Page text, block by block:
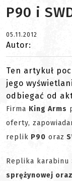
P90 i
05.11.2012
Autor:
Ten artykuł
jego
odbiegać od
Firma King Arms
oferty,
replik P90 oraz
Replika karabinu
sprężynowej oraz